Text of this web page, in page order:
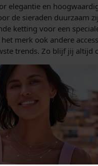
elegantie en
de sieraden duurzaam
ketting voor een
merk ook andere
trends. Zo blijf jij altijd